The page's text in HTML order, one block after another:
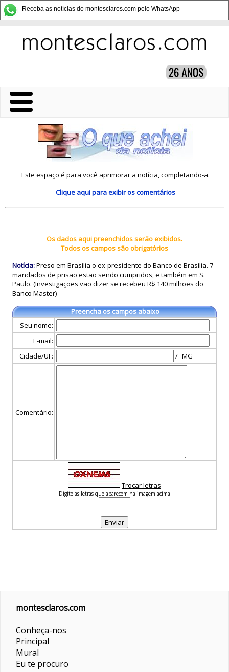
Receba as notícias do montesclaros.com pelo WhatsApp
Este espaço é para você aprimorar a notícia, completando-a.
Clique aquipara exibir os comentários
Os dados aqui preenchidos serão exibidos.
Todos os campos são obrigatórios
Notícia:Preso em Brasília o ex-presidente do Banco de Brasília. 7
mandados de prisão estão sendo cumpridos, e também em S.
Paulo. (Investigações vão dizer se recebeu R$ 140 milhões do
Banco Master)
Preencha os campos abaixo
Seu nome:
E-mail:
Cidade/UF:
/
Comentário:
Trocar letras
Digite as letras que aparecem na imagem acima
montesclaros.com
Conheça-nos
Principal
Mural
Eu te procuro